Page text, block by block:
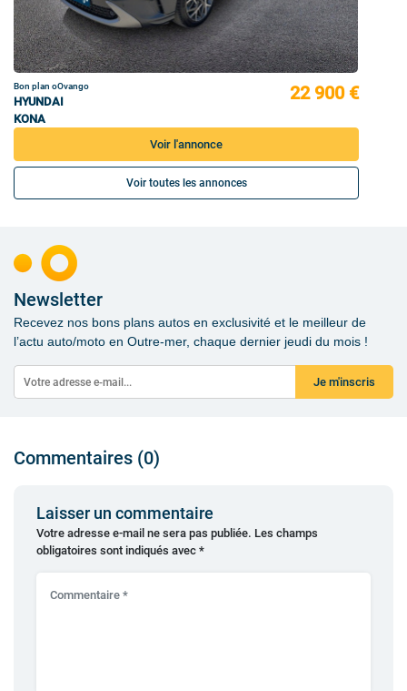
Bon plan oOvango
HYUNDAI
KONA
22 900 €
Voir l'annonce
Voir toutes les annonces
Newsletter
Recevez nos bons plans autos en exclusivité et le meilleur de
l’actu auto/moto en Outre-mer, chaque dernier jeudi du mois !
Je m'inscris
Commentaires (0)
Laisser un commentaire
Votre adresse e-mail ne sera pas publiée. Les champs
obligatoires sont indiqués avec *